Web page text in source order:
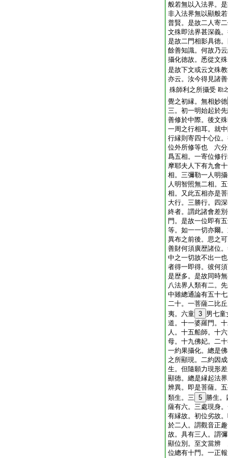
般若無以入法界。
非入法界無以顯般
普賢。是故二人寄
文殊即法界甚深義
是故二門相影具徳
餘善知識。何故乃
攝化徳故。悉從文
是故下文或云文殊
亦云。汝今得見諸
殊師利之所攝受 勘
覺之初縁。無相妙徳
三。初一明始起於
善修於中際。後文
一周之行相耳。就
行縁則寄四十心位
位外所修等也 六分
爲五相。一寄位修
摩耶夫人下有九會
相。三彌勒一人明
人明智照無二相。
相。又此五相亦是
大行。三勝行。四
終者。謂此諸會差
門。是故一位即有
等。如一一切亦爾
異布之前後。思之
善財何須廣歴諸位
中之一切故不出一
者得一即得。彼何
是歴多。是故同時
八法界人類有二。
中雖總通論有五十
二十。一菩薩二比
夷。六童 3 男七童
道。十一婆羅門。
人。十五船師。十
母。十九佛妃。二
一約果攝化。總是
之所顯現。二約因
生。但隨願力現形
顯徳。總是縁起法
辨異。即是菩薩。
類生。三 5 勝生。
薩有六。三處現身
有縁故。初位劣故
於二人。謂觀音正
故。具有三人。謂
顯位別。至文當辨
位總有十門。一正